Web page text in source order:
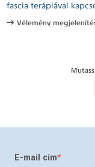
fascia terápiával
Vélemény
Mutass
E-mail cím